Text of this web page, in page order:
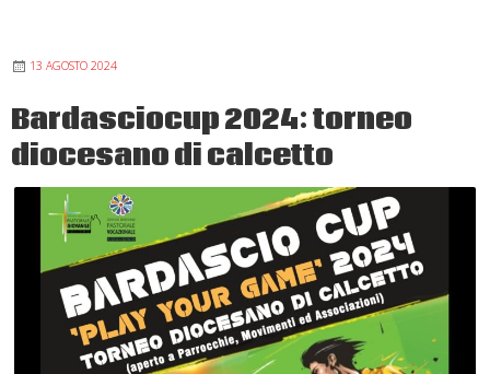
13 AGOSTO 2024
Bardasciocup 2024: torneo
diocesano di calcetto